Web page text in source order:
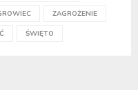
ZAGROŻENIE
ŚWIĘTO